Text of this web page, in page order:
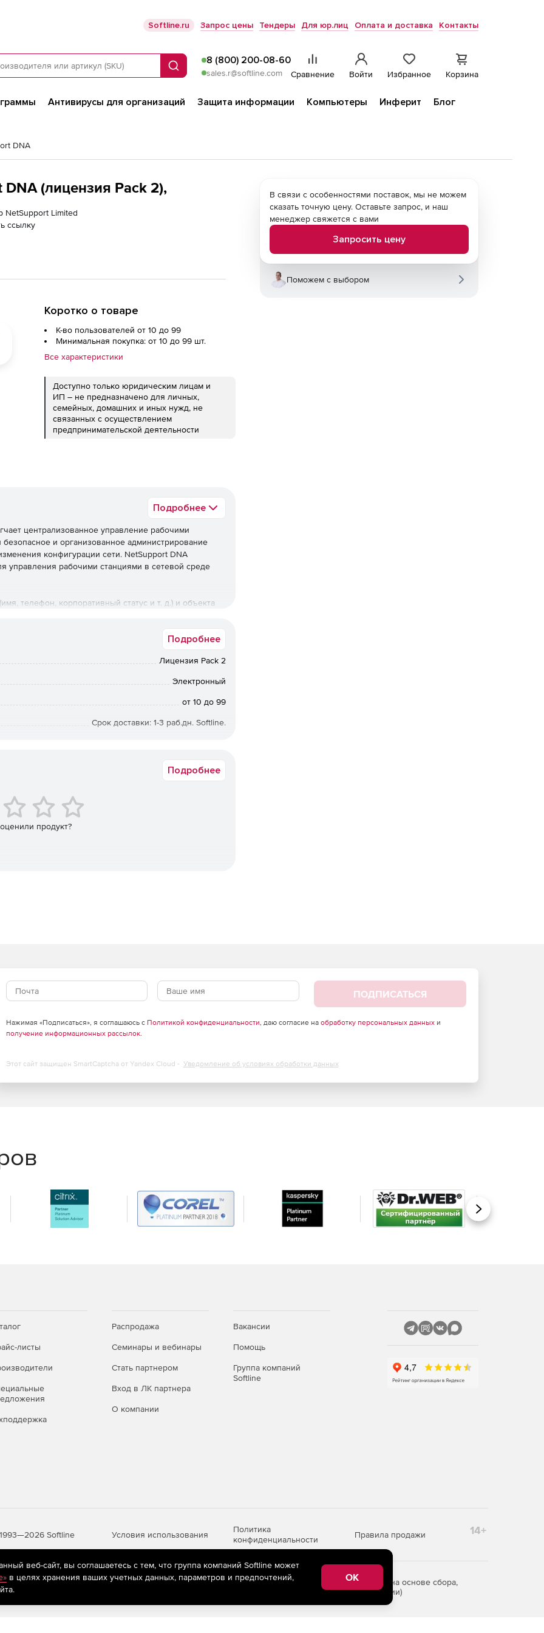
Softline.ru Запрос цены Тендеры Для юр.лиц Оплата и доставка Контакты
Поиск
8 (800) 200-08-60
sales.r@softline.com Сравнение Войти Избранное Корзина
Антивирусы для организаций Защита информации Компьютеры Инферит
Блог
DNA
(лицензия Pack 2),
NetSupport Limited
ссылку
Коротко о товаре
К-во пользователей от 10 до 99
Минимальная покупка: от 10 до 99 шт.
Все характеристики
Доступно только юридическим лицам и
ИП – не предназначено для личных,
семейных, домашних и иных нужд, не
связанных с осуществлением
предпринимательской деятельности
Подробнее
централизованное управление рабочими
и организованное администрирование
конфигурации сети. NetSupport DNA
управления рабочими станциями в сетевой среде
телефон, корпоративный статус и т. д.) и объекта
диска, настройках интерфейса и т. д.
Monitoring позволяет выявлять потенциально
Подробнее
Лицензия Pack 2
Электронный
от 10 до 99
Срок доставки: 1-3 раб.дн. Softline.
Подробнее
продукт?
В связи с особенностями поставок, мы не можем
сказать точную цену. Оставьте запрос, и наш
менеджер свяжется с вами
Запросить цену
Поможем с выбором
ПОДПИСАТЬСЯ
Нажимая «Подписаться», я соглашаюсь с Политикой конфиденциальности, даю согласие на обработку персональных данныхи
получение информационных рассылок.
Этот сайт защищен SmartCaptcha от Yandex Cloud - Уведомление об условиях обработки данных
Вперед
листы
Распродажа
Семинары и вебинары
Стать партнером
Вход в ЛК партнера
О компании
Вакансии
Помощь
Группа компаний
Softline
Softline Условия использования
Политика
конфиденциальности
Правила продажи 14+
рекомендательные технологии (информационные технологии предоставления информации на основе сбора,
пользователей сети «Интернет», находящихся на территории Российской Федерации)
веб-сайт, вы соглашаетесь с тем, что группа компаний Softline может
в целях хранения ваших учетных данных, параметров и предпочтений,
OK